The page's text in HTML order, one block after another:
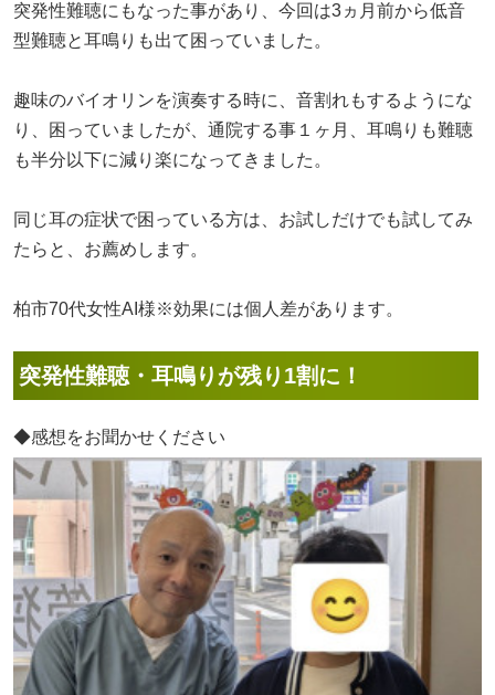
突発性難聴にもなった事があり、今回は3ヵ月前から低音
型難聴と耳鳴りも出て困っていました。
趣味のバイオリンを演奏する時に、音割れもするようにな
り、困っていましたが、通院する事１ヶ月、耳鳴りも難聴
も半分以下に減り楽になってきました。
同じ耳の症状で困っている方は、お試しだけでも試してみ
たらと、お薦めします。
柏市70代女性AI様※効果には個人差があります。
突発性難聴・耳鳴りが残り1割に！
◆感想をお聞かせください